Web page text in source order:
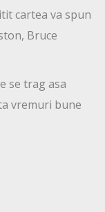
cartea va spun
Bruce
se trag asa
vremuri bune